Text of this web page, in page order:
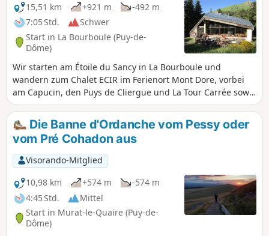
15,51 km +921 m
-492 m
7:05 Std.
Schwer
Start in La Bourboule (Puy-de-
Dôme)
Wir starten am Étoile du Sancy in La Bourboule und
wandern zum Chalet ECIR im Ferienort Mont Dore, vorbei
am Capucin, den Puys de Cliergue und La Tour Carrée sowie
dem Val de Courre.
Die Banne d'Ordanche vom Pessy oder
vom Pré Cohadon aus
Visorando-Mitglied
10,98 km
+574 m
-574 m
4:45 Std.
Mittel
Start in Murat-le-Quaire (Puy-de-
Dôme)